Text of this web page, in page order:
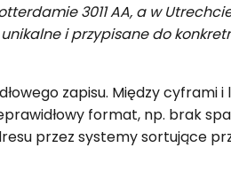
3011 AA, a w Utrechcie
i przypisane do
zapisu. Między cyframi i
format, np. brak
przez systemy sortujące